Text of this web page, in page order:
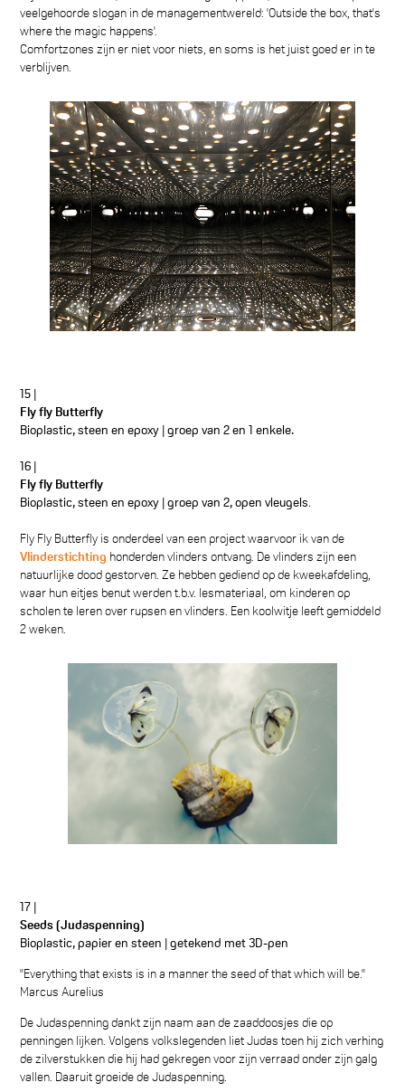
veelgehoorde slogan in de managementwereld: 'Outside the box, that's
where the magic happens'.
Comfortzones zijn er niet voor niets, en soms is het juist goed er in te
verblijven.
15 |
Fly fly Butterfly
Bioplastic, steen en epoxy | groep van 2 en 1 enkele.
16 |
Fly fly Butterfly
Bioplastic, steen en epoxy | groep van 2, open vleugels.
Fly Fly Butterfly is onderdeel van een project waarvoor ik van de
Vlinderstichting honderden vlinders ontvang. De vlinders zijn een
natuurlijke dood gestorven. Ze hebben gediend op de kweek­afdeling,
waar hun eitjes benut werden t.b.v. lesmateriaal, om kinderen op
scholen te leren over rupsen en vlinders. Een koolwitje leeft gemiddeld
2 weken.
17 |
Seeds (Judaspenning)
Bioplastic, papier en steen | getekend met 3D-pen
"Everything that exists is in a manner the seed of that which will be."
Marcus Aurelius
De Judaspenning dankt zijn naam aan de zaaddoosjes die op
penningen lijken. Volgens volkslegenden liet Judas toen hij zich verhing
de zilverstukken die hij had gekregen voor zijn verraad onder zijn galg
vallen. Daaruit groeide de Judaspenning.